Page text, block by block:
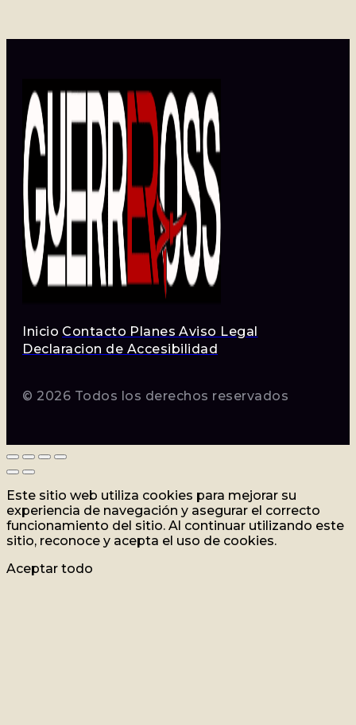
Inicio Contacto Planes Aviso Legal
Declaracion de Accesibilidad
© 2026 Todos los derechos reservados
Este sitio web utiliza cookies para mejorar su
experiencia de navegación y asegurar el correcto
funcionamiento del sitio. Al continuar utilizando este
sitio, reconoce y acepta el uso de cookies.
Aceptar todo